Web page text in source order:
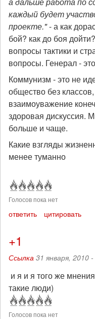
каждый будет
проекте."- а как
бой? как до боя
вопросы тактики и
вопросы. Генерал -
Коммунизм - это не
общество без
взаимоуважение
здоровая дискуссия.
больше и чаще.
Какие взгляды
менее туманно
Голосов пока нет
ответить цитировать
+1
Ссылка 31 января, 2010
и я и я того же
такие люди)
Голосов пока нет